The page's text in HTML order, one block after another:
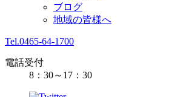
ブログ
地域の皆様へ
Tel.0465-64-1700
電話受付
8：30～17：30